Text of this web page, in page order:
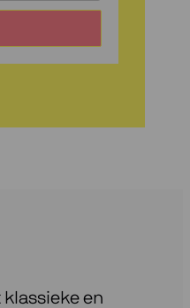
klassieke en